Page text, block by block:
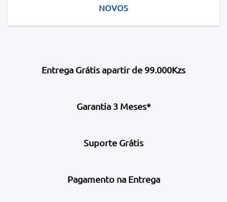
NOVOS
Entrega Grátis apartir de 99.000Kzs
Garantia 3 Meses*
Suporte Grátis
Pagamento na Entrega